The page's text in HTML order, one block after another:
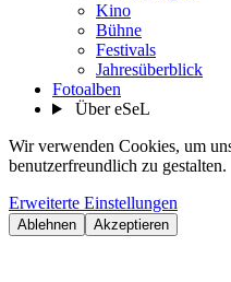
Kino
Bühne
Festivals
Jahresüberblick
Fotoalben
Über eSeL
Wir verwenden Cookies, um
benutzerfreundlich zu gestalten.
Erweiterte Einstellungen
Ablehnen Akzeptieren